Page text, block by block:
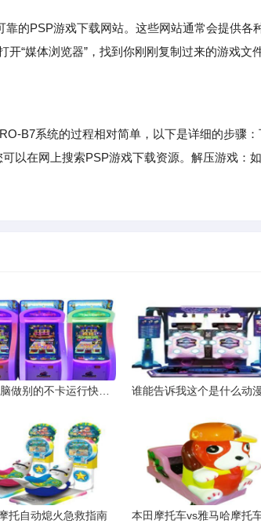
的PSP游戏下载网站。这些网站通常会提供各
“媒体浏览器”，找到你刚刚复制过来的游戏文
B7系统的过程相对简单，以下是详细的步骤：
以在网上搜索PSP游戏下载资源。解压游戏：
托自动熄火急救指南